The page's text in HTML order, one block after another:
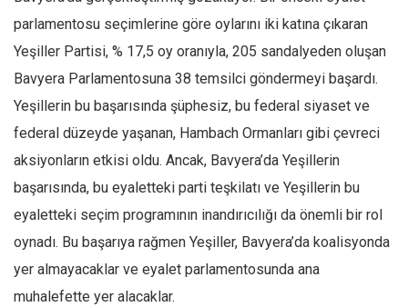
parlamentosu seçimlerine göre oylarını iki katına çıkaran
Yeşiller Partisi, % 17,5 oy oranıyla, 205 sandalyeden oluşan
Bavyera Parlamentosuna 38 temsilci göndermeyi başardı.
Yeşillerin bu başarısında şüphesiz, bu federal siyaset ve
federal düzeyde yaşanan, Hambach Ormanları gibi çevreci
aksiyonların etkisi oldu. Ancak, Bavyera’da Yeşillerin
başarısında, bu eyaletteki parti teşkilatı ve Yeşillerin bu
eyaletteki seçim programının inandırıcılığı da önemli bir rol
oynadı. Bu başarıya rağmen Yeşiller, Bavyera’da koalisyonda
yer almayacaklar ve eyalet parlamentosunda ana
muhalefette yer alacaklar.